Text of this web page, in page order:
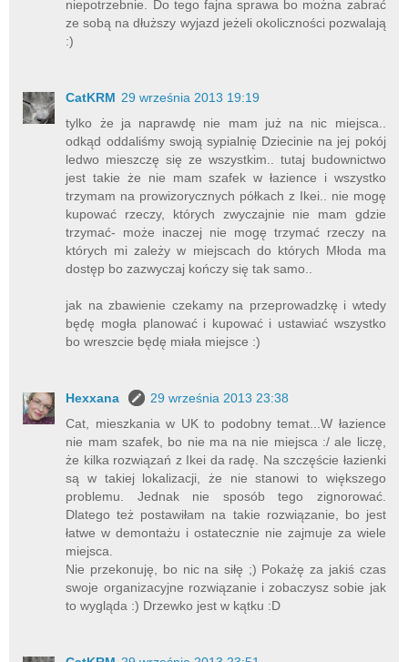
niepotrzebnie. Do tego fajna sprawa bo można zabrać
ze sobą na dłuższy wyjazd jeżeli okoliczności pozwalają
:)
CatKRM 29 września 2013 19:19
tylko że ja naprawdę nie mam już na nic miejsca..
odkąd oddaliśmy swoją sypialnię Dziecinie na jej pokój
ledwo mieszczę się ze wszystkim.. tutaj budownictwo
jest takie że nie mam szafek w łazience i wszystko
trzymam na prowizorycznych półkach z Ikei.. nie mogę
kupować rzeczy, których zwyczajnie nie mam gdzie
trzymać- może inaczej nie mogę trzymać rzeczy na
których mi zależy w miejscach do których Młoda ma
dostęp bo zazwyczaj kończy się tak samo..
jak na zbawienie czekamy na przeprowadzkę i wtedy
będę mogła planować i kupować i ustawiać wszystko
bo wreszcie będę miała miejsce :)
Hexxana
29 września 2013 23:38
Cat, mieszkania w UK to podobny temat...W łazience
nie mam szafek, bo nie ma na nie miejsca :/ ale liczę,
że kilka rozwiązań z Ikei da radę. Na szczęście łazienki
są w takiej lokalizacji, że nie stanowi to większego
problemu. Jednak nie sposób tego zignorować.
Dlatego też postawiłam na takie rozwiązanie, bo jest
łatwe w demontażu i ostatecznie nie zajmuje za wiele
miejsca.
Nie przekonuję, bo nic na siłę ;) Pokażę za jakiś czas
swoje organizacyjne rozwiązanie i zobaczysz sobie jak
to wygląda :) Drzewko jest w kątku :D